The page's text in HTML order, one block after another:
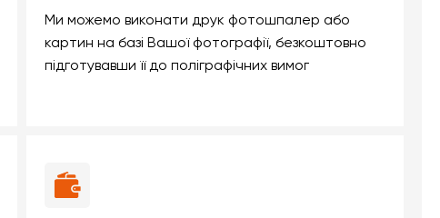
Ми можемо виконати друк фотошпалер або
картин на базі Вашої фотографії, безкоштовно
підготувавши її до поліграфічних вимог